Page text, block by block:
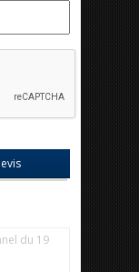
du 19